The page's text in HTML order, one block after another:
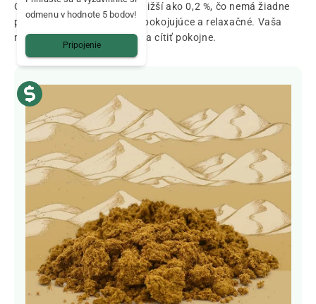
Obsah THC je samozrejme nižší ako 0,2 %, čo nemá žiadne
psychoaktívne účinky, len upokojujúce a relaxačné. Vaša
myseľ bude čistá a budete sa cítiť pokojne.
odmenu v hodnote 5 bodov!
Pripojenie